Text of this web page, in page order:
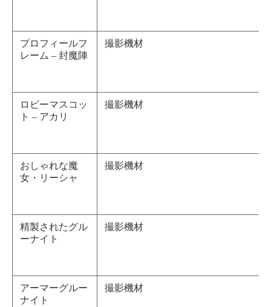
プロフィールフ
レーム – 封魔陣
撮影機材
ロビーマスコッ
ト – アカリ
撮影機材
おしゃれな魔
女・リーシャ
撮影機材
精製されたグル
ーナイト
撮影機材
アーマーグルー
ナイト
撮影機材